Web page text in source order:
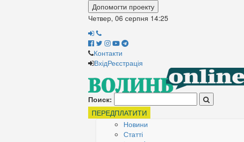
Допомогти проекту
Четвер, 06 серпня 14:25
Контакти
ВхідРеєстрація
Поиск:
ПЕРЕДПЛАТИТИ
Новини
Статті